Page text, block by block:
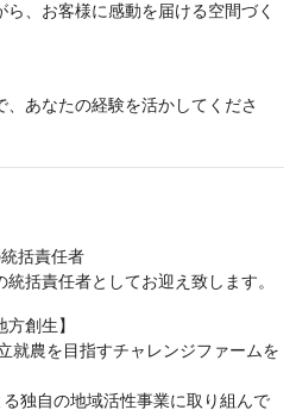
、お客様に感動を届ける空間づく
あなたの経験を活かしてくださ
括責任者
括責任者としてお迎え致します。
創生】
就農を目指すチャレンジファームを
独自の地域活性事業に取り組んで